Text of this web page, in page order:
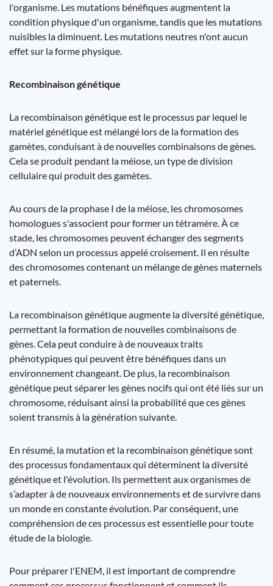
l'organisme. Les mutations bénéfiques augmentent la
condition physique d'un organisme, tandis que les mutations
nuisibles la diminuent. Les mutations neutres n'ont aucun
effet sur la forme physique.
Recombinaison génétique
La recombinaison génétique est le processus par lequel le
matériel génétique est mélangé lors de la formation des
gamètes, conduisant à de nouvelles combinaisons de gènes.
Cela se produit pendant la méiose, un type de division
cellulaire qui produit des gamètes.
Au cours de la prophase I de la méiose, les chromosomes
homologues s'associent pour former un tétramère. À ce
stade, les chromosomes peuvent échanger des segments
d’ADN selon un processus appelé croisement. Il en résulte
des chromosomes contenant un mélange de gènes maternels
et paternels.
La recombinaison génétique augmente la diversité génétique,
permettant la formation de nouvelles combinaisons de
gènes. Cela peut conduire à de nouveaux traits
phénotypiques qui peuvent être bénéfiques dans un
environnement changeant. De plus, la recombinaison
génétique peut séparer les gènes nocifs qui ont été liés sur un
chromosome, réduisant ainsi la probabilité que ces gènes
soient transmis à la génération suivante.
En résumé, la mutation et la recombinaison génétique sont
des processus fondamentaux qui déterminent la diversité
génétique et l'évolution. Ils permettent aux organismes de
s’adapter à de nouveaux environnements et de survivre dans
un monde en constante évolution. Par conséquent, une
compréhension de ces processus est essentielle pour toute
étude de la biologie.
Pour préparer l'ENEM, il est important de comprendre